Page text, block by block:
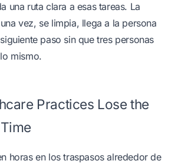
una ruta clara a esas tareas. La
vez, se limpia, llega a la persona
paso sin que tres personas
mismo.
Practices Lose the
horas en los traspasos alrededor de